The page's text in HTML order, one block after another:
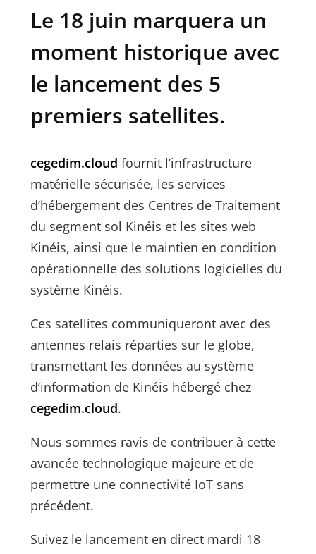
Le 18 juin marquera un
moment historique avec
le lancement des 5
premiers satellites.
cegedim.cloud fournit l’infrastructure
matérielle sécurisée, les services
d’hébergement des Centres de Traitement
du segment sol Kinéis et les sites web
Kinéis, ainsi que le maintien en condition
opérationnelle des solutions logicielles du
système Kinéis.
Ces satellites communiqueront avec des
antennes relais réparties sur le globe,
transmettant les données au système
d’information de Kinéis hébergé chez
cegedim.cloud.
Nous sommes ravis de contribuer à cette
avancée technologique majeure et de
permettre une connectivité IoT sans
précédent.
Suivez le lancement en direct mardi 18